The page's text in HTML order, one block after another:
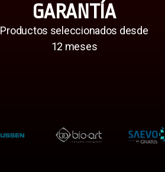
GARANTÍA
Productos seleccionados desde
12 meses